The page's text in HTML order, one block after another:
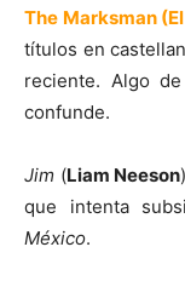
The Marksman
títulos en
reciente. Algo de
confunde.
Jim (Liam Neeson
que intenta
México.